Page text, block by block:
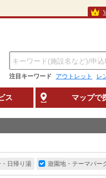
注目キーワード アウトレット レ
ス マップで
・日帰り湯 遊園地・テーマパー